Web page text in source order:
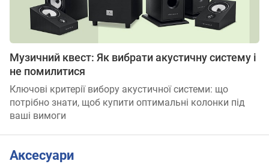
Музичний квест: Як вибрати акустичну систему і
не помилитися
Ключові критерії вибору акустичної системи: що
потрібно знати, щоб купити оптимальні колонки під
ваші вимоги
Аксесуари